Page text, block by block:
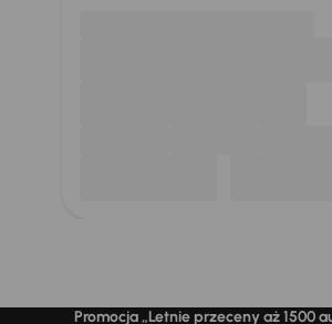
Promocja „Letnie przeceny aż 1500